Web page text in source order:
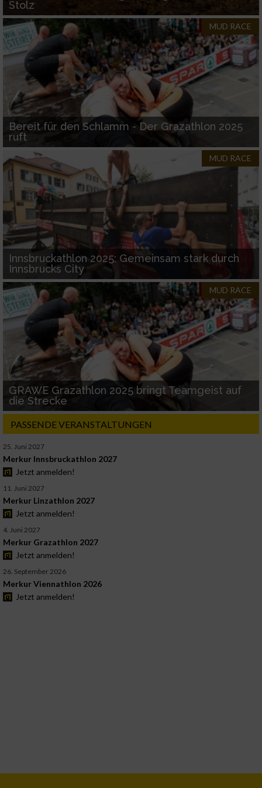
Stolz
MUD RACE
Bereit für den Schlamm - Der Grazathlon 2025
ruft
MUD RACE
Innsbruckathlon 2025: Gemeinsam stark durch
Innsbrucks City
MUD RACE
GRAWE Grazathlon 2025 bringt Teamgeist auf
die Strecke
PASSENDE VERANSTALTUNGEN
25. Juni 2027
Merkur Innsbruckathlon 2027
Jetzt anmelden!
11. Juni 2027
Merkur Linzathlon 2027
Jetzt anmelden!
4. Juni 2027
Merkur Grazathlon 2027
Jetzt anmelden!
26. September 2026
Merkur Viennathlon 2026
Jetzt anmelden!
Verwendung von Profilen zur Auswahl
personalisierter Werbung
Erstellung von Profilen zur Personalisierung
von Inhalten
Verwendung von Profilen zur Auswahl
personalisierter Inhalte
Messung der Werbeleistung
Messung der Performance von Inhalten
Analyse von Zielgruppen durch Statistiken
oder Kombinationen von Daten aus
verschiedenen Quellen
Entwicklung und Verbesserung der Angebote
Verwendung reduzierter Daten zur Auswahl
von Inhalten
IAB-Besonderheiten:
Verwendung genauer Standortdaten
Geräte anhand von aktiv angeforderten
Informationen identifizieren
Nicht-IAB-Verarbeitungszwecke:
Notwendig
Performance
Werbung